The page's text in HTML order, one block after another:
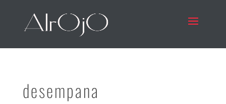
desempana